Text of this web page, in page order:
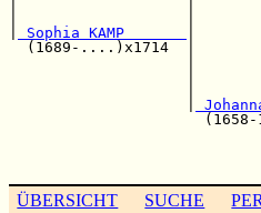
|                   |
Sophia KAMP
(1689-
|
|
ÜBERSICHT SUCHE